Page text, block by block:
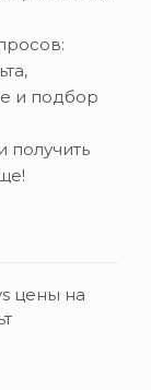
и подбор
получить
цены на